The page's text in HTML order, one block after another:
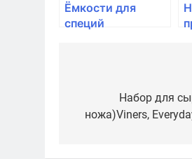
Ёмкости для
специй
записям
Набор для
ножа)Viners,